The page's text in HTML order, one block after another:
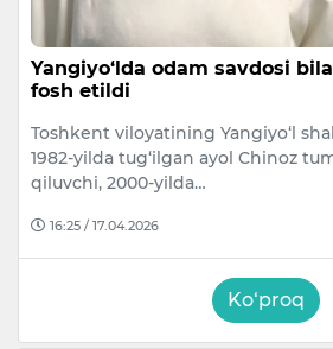
Yangiyo‘lda odam savdosi
fosh etildi
Toshkent viloyatining Yangiyo‘l
1982-yilda tug‘ilgan ayol Chinoz
qiluvchi, 2000-yilda…
16:25 / 17.04.2026
Ko‘proq